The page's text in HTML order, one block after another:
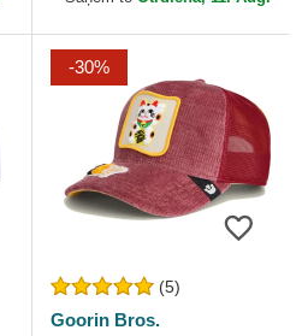
-30%
(5)
Goorin Bros.